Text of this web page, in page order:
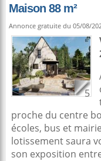
Maison 88 m²
Annonce gratuite du 05/08/
5
proche du centre
écoles, bus et
lotissement saura
son exposition